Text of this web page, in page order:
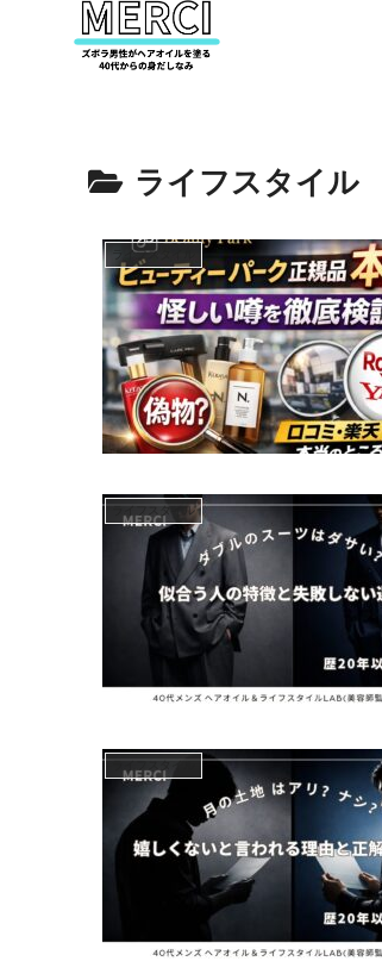
ライフスタイル
ライフスタイル
ライフスタイル
ライフスタイル